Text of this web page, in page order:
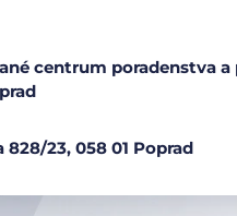
centrum poradenstva
828/23, 058 01 Poprad